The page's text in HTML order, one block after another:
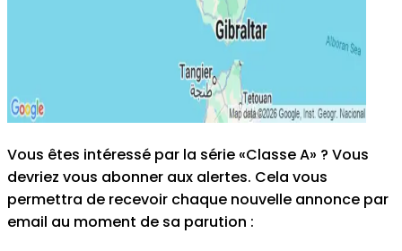
Vous êtes intéressé par la série «Classe A» ? Vous
devriez vous abonner aux alertes. Cela vous
permettra de recevoir chaque nouvelle annonce par
email au moment de sa parution :